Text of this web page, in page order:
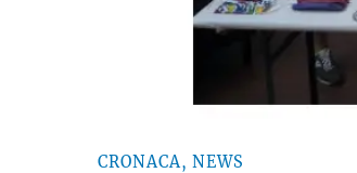
CRONACA, NEWS